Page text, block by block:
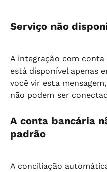
Serviço não
A integração com conta
está disponível apenas
você vir esta
não podem ser
A conta bancária
padrão
A conciliação